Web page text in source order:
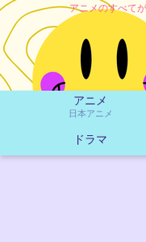
アニメのすべて
アニメ
日本アニメ
ドラマ